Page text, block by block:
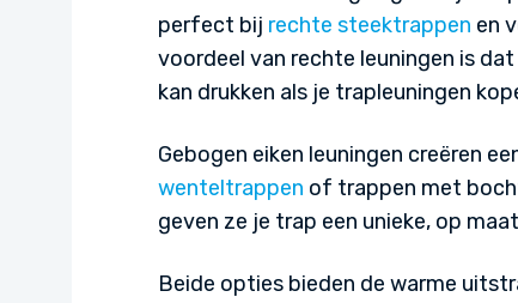
perfect bij rechte steektrappen en
voordeel van rechte leuningen is
kan drukken als je trapleuningen
Gebogen eiken leuningen creëren
wenteltrappen of trappen met
geven ze je trap een unieke, op
Beide opties bieden de warme